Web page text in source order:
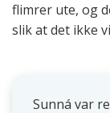
flimrer ute, og
slik at det ikke
Sunná var